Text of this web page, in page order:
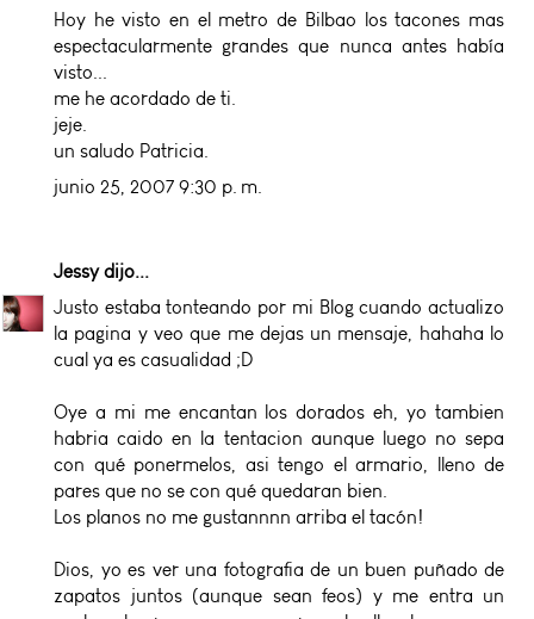
Hoy he visto en el metro de Bilbao los tacones mas
espectacularmente grandes que nunca antes había
visto...
me he acordado de ti.
jeje.
un saludo Patricia.
junio 25, 2007 9:30 p. m.
Jessydijo...
Justo estaba tonteando por mi Blog cuando actualizo
la pagina y veo que me dejas un mensaje, hahaha lo
cual ya es casualidad ;D
Oye a mi me encantan los dorados eh, yo tambien
habria caido en la tentacion aunque luego no sepa
con qué ponermelos, asi tengo el armario, lleno de
pares que no se con qué quedaran bien.
Los planos no me gustannnn arriba el tacón!
Dios, yo es ver una fotografia de un buen puñado de
zapatos juntos (aunque sean feos) y me entra un